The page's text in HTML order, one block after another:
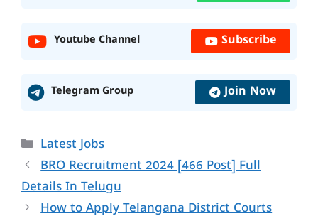
Youtube Channel Subscribe
Telegram Group Join Now
Categories
Latest Jobs
BRO Recruitment 2024 [466 Post] Full
Details In Telugu
How to Apply Telangana District Courts